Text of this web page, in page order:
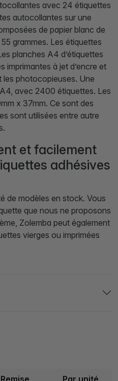
avec 24 étiquettes
autocollantes sur une
de papier blanc de
grammes. Les étiquettes
planches A4 d’étiquettes
imprimantes à jet d’encre et
les photocopieuses. Une
avec 2400 étiquettes. Les
x 37mm. Ce sont des
sont utilisées entre autre
et facilement
adhésives
de modèles en stock. Vous
que nous ne proposons
Zolemba peut également
vierges ou imprimées